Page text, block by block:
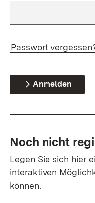
Passwort
Anmelden
Noch nicht
Legen Sie sich hier
interaktiven
können.